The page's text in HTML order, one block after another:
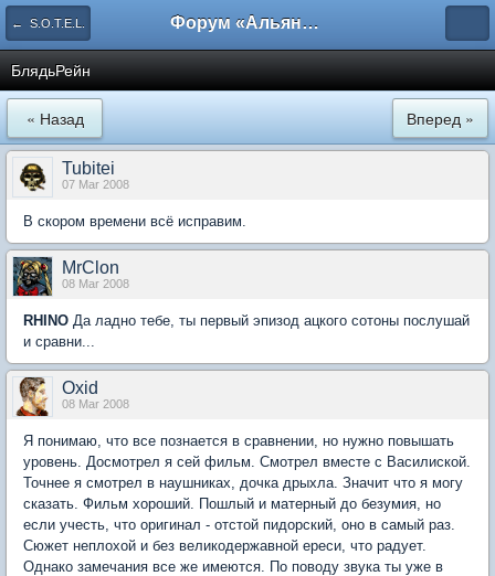
← S.O.T.E.L. Форум «Альянса вольных переводчиков»
БлядьРейн
« Назад Вперед »
Tubitei
07 Mar 2008
В скором времени всё исправим.
MrClon
08 Mar 2008
RHINO Да ладно тебе, ты первый эпизод ацкого сотоны послушай
и сравни...
Oxid
08 Mar 2008
Я понимаю, что все познается в сравнении, но нужно повышать
уровень. Досмотрел я сей фильм. Смотрел вместе с Василиской.
Точнее я смотрел в наушниках, дочка дрыхла. Значит что я могу
сказать. Фильм хороший. Пошлый и матерный до безумия, но
если учесть, что оригинал - отстой пидорский, оно в самый раз.
Сюжет неплохой и без великодержавной ереси, что радует.
Однако замечания все же имеются. По поводу звука ты уже в